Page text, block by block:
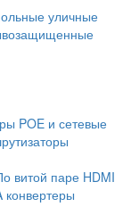
уличные
POE и сетевые
витой паре HDMI
конвертеры